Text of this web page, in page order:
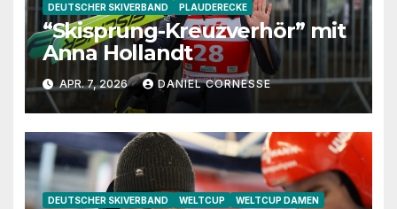
DEUTSCHER SKIVERBAND PLAUDERECKE
“Skisprung-Kreuzverhör” mit
Anna Hollandt
APR. 7, 2026 DANIEL CORNESSE
DEUTSCHER SKIVERBAND WELTCUP WELTCUP DAMEN